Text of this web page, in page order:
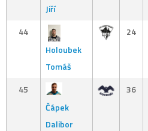
Jiří
44
Holoubek
Tomáš
24
45
Čápek
Dalibor
36